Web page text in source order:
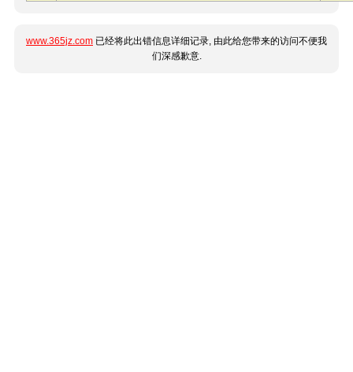
www.365jz.com 已经将此出错信息详细记录, 由此给您带来的访问不便我
们深感歉意.